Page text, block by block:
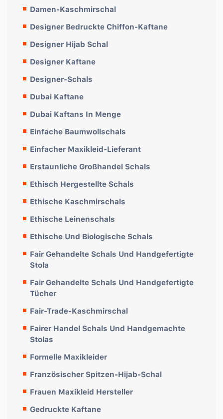
Damen-Kaschmirschal
Designer Bedruckte Chiffon-Kaftane
Designer Hijab Schal
Designer Kaftane
Designer-Schals
Dubai Kaftane
Dubai Kaftans In Menge
Einfache Baumwollschals
Einfacher Maxikleid-Lieferant
Erstaunliche Großhandel Schals
Ethisch Hergestellte Schals
Ethische Kaschmirschals
Ethische Leinenschals
Ethische Und Biologische Schals
Fair Gehandelte Schals Und Handgefertigte
Stola
Fair Gehandelte Schals Und Handgefertigte
Tücher
Fair-Trade-Kaschmirschal
Fairer Handel Schals Und Handgemachte
Stolas
Formelle Maxikleider
Französischer Spitzen-Hijab-Schal
Frauen Maxikleid Hersteller
Gedruckte Kaftane